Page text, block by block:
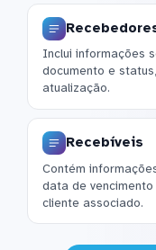
Inclui informações
documento e
atualização.
Recebíveis
Contém
data de
cliente associado.